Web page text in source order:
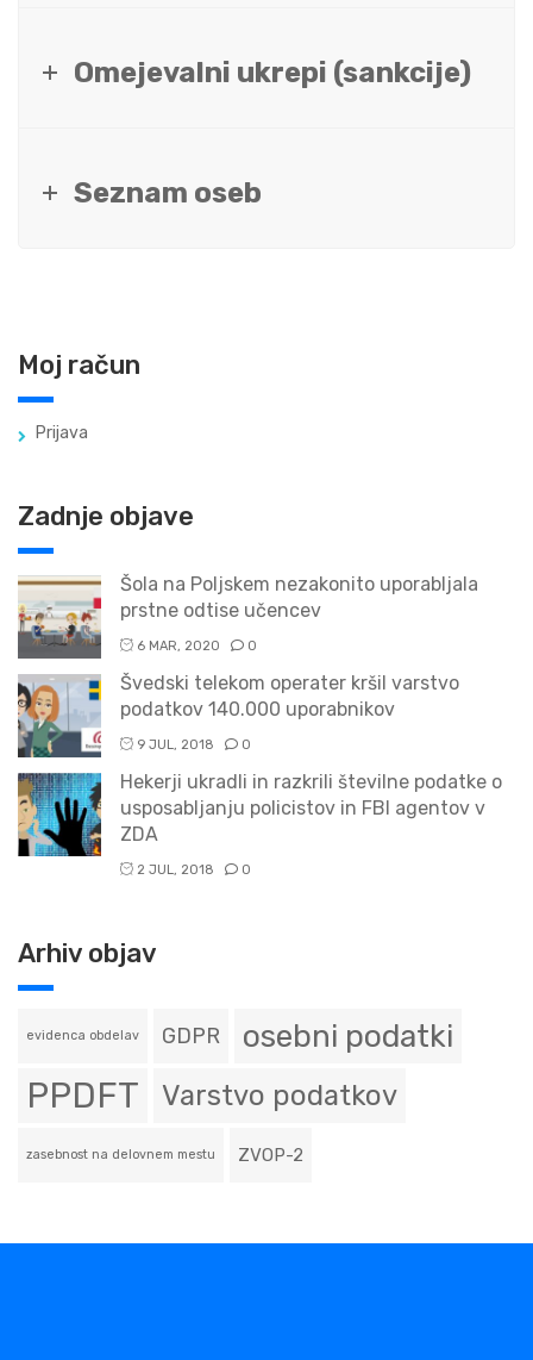
Omejevalni ukrepi (sankcije)
Seznam oseb
Moj račun
Prijava
Zadnje objave
Šola na Poljskem nezakonito uporabljala
prstne odtise učencev
6 MAR, 2020 0
Švedski telekom operater kršil varstvo
podatkov 140.000 uporabnikov
9 JUL, 2018 0
Hekerji ukradli in razkrili številne podatke o
usposabljanju policistov in FBI agentov v
ZDA
2 JUL, 2018 0
Arhiv objav
evidenca obdelav GDPR osebni podatki
PPDFT Varstvo podatkov
zasebnost na delovnem mestu ZVOP-2